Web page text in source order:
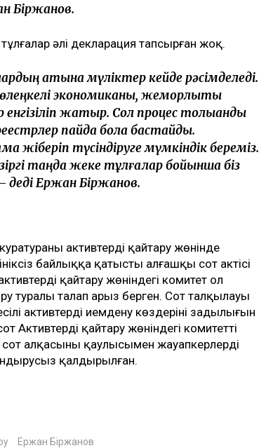
Біржанов.
әлі декларация тапсырған жоқ.
атына мүліктер кейде рәсімделеді.
экономиканы, жемқорлықты
жатыр. Сол процес толыққанды
реестрлер пайда бола бастайды.
жіберіп түсіндіруге мүмкіндік береміз.
таңда жеке тұлғалар бойынша біз
деді Ержан Біржанов.
активтерді қайтару жөнінде
байлыққа қатысты алғашқы сот актісі
қайтару жөніндегі комитет ол
туралы талап арыз берген. Сот талқылауы
активтерді иемдену көздерінің заңдылығын
Активтерді қайтару жөніндегі комитеттің
алқасының қаулысымен жауапкерлердің
қалдырылған.
Ержан Біржанов